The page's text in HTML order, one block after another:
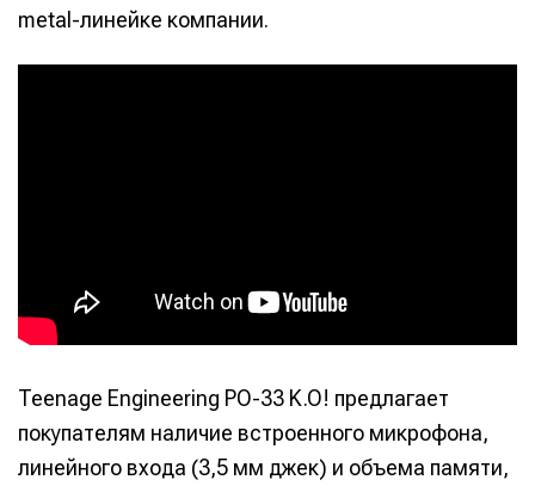
metal-линейке компании.
Teenage Engineering PO-33 K.O! предлагает
покупателям наличие встроенного микрофона,
линейного входа (3,5 мм джек) и объема памяти,